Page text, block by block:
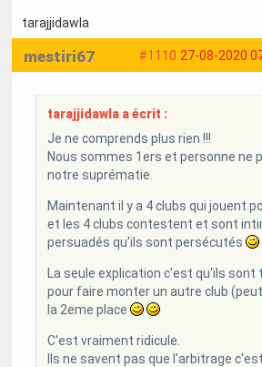
tarajjidawla
#1110 27-08-2020
mestiri67
tarajjidawla a écrit :
Je ne comprends plus rien !!!
Nous sommes 1ers et personne ne
notre suprématie.
Maintenant il y a 4 clubs qui jouent
et les 4 clubs contestent et sont
persuadés qu'ils sont persécutés
La seule explication c'est qu'ils
pour faire monter un autre club (peut
la 2eme place
C'est vraiment ridicule.
Ils ne savent pas que l'arbitrage